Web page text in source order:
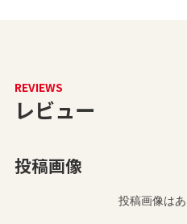
REVIEWS
レビュー
投稿画像
投稿画像はあ